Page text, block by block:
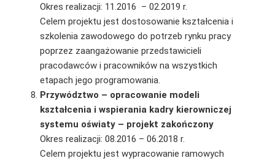
Okres realizacji: 11.2016 – 02.2019 r.
Celem projektu jest dostosowanie kształcenia i
szkolenia zawodowego do potrzeb rynku pracy
poprzez zaangażowanie przedstawicieli
pracodawców i pracowników na wszystkich
etapach jego programowania.
Przywództwo – opracowanie modeli
kształcenia i wspierania kadry kierowniczej
systemu oświaty – projekt zakończony
Okres realizacji: 08.2016 – 06.2018 r.
Celem projektu jest wypracowanie ramowych